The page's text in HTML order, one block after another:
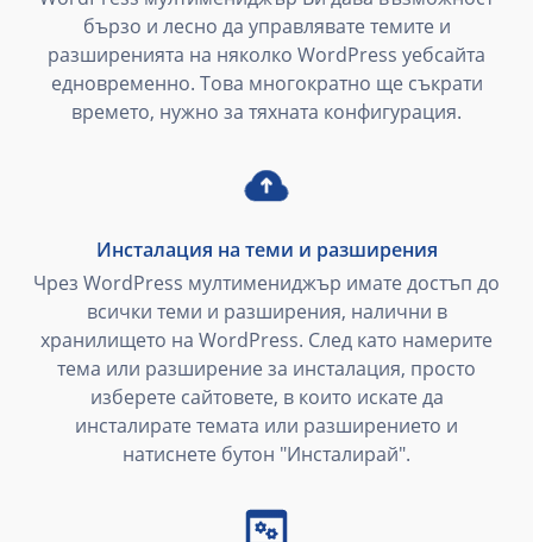
бързо и лесно да управлявате темите и
разширенията на няколко WordPress уебсайта
едновременно. Това многократно ще съкрати
времето, нужно за тяхната конфигурация.
Инсталация на теми и разширения
Чрез WordPress мултимениджър имате достъп до
всички теми и разширения, налични в
хранилището на WordPress. След като намерите
тема или разширение за инсталация, просто
изберете сайтовете, в които искате да
инсталирате темата или разширението и
натиснете бутон "Инсталирай".